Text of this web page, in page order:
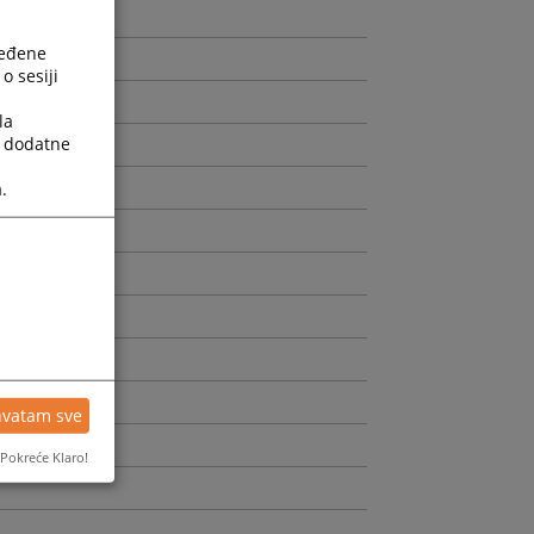
sesiji
sve
Pokreće Klaro!